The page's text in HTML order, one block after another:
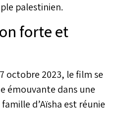
palestinien.
forte et
octobre 2023, le film se
émouvante dans une
d’Aïsha est réunie